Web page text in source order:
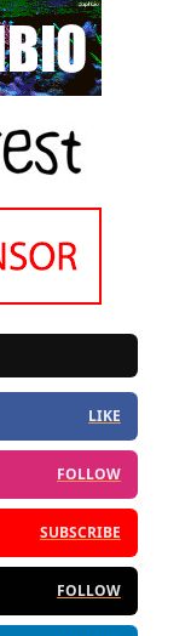
LIKE
FOLLOW
SUBSCRIBE
FOLLOW